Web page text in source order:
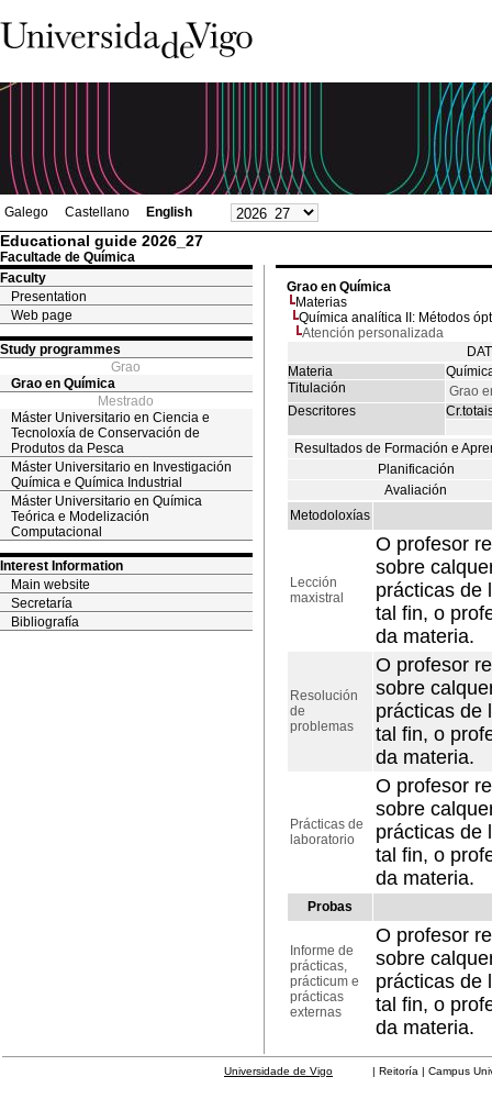
Galego Castellano English
Educational guide 2026_27
Facultade de Química
Faculty
Presentation
Web page
Study programmes
Grao
Grao en Química
Mestrado
Máster Universitario en Ciencia e
Tecnoloxía de Conservación de
Produtos da Pesca
Máster Universitario en Investigación
Química e Química Industrial
Máster Universitario en Química
Teórica e Modelización
Computacional
Interest Information
Main website
Secretaría
Bibliografía
Grao en Química
Materias
Química analítica II: Métodos
Atención personalizada
Materia
Titulación
Grao
Descritores
Resultados de Formación e
Planificación
Avaliación
Metodoloxías
Lección
maxistral
O profesor
sobre
prácticas de
tal fin, o
da materia.
Resolución
de
problemas
O profesor
sobre
prácticas de
tal fin, o
da materia.
Prácticas de
laboratorio
O profesor
sobre
prácticas de
tal fin, o
da materia.
Probas
Informe de
prácticas,
prácticum e
prácticas
externas
O profesor
sobre
prácticas de
tal fin, o
da materia.
Universidade de Vigo | Reitoría | Campus